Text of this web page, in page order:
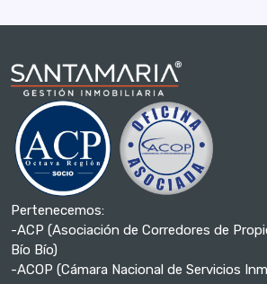
Pertenecemos:
-ACP (Asociación de Corredores de
Bío Bío)
-ACOP (Cámara Nacional de Servicios